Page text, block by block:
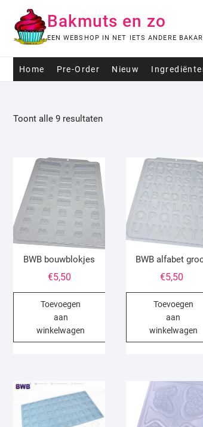
naar
Bakmuts en zo
EEN WEBSHOP IN NET IETS ANDERE
Home Pre-Order Nieuw
Toont alle 9 resultaten
BWB bouwblokjes
€5,50
Toevoegen
aan
winkelwagen
BWB alfabet
€5,50
Toevoegen
aan
winkelwagen